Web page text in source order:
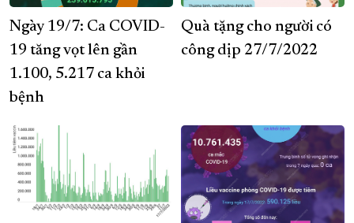
Ngày 19/7: Ca COVID-
19 tăng vọt lên gần
1.100, 5.217 ca khỏi
bệnh
Quà tặng cho người có
công dịp 27/7/2022